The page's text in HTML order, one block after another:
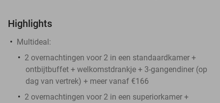
Highlights
Multideal:
2 overnachtingen voor 2 in een standaardkamer +
ontbijtbuffet + welkomstdrankje + 3-gangendiner (op
dag van vertrek) + meer vanaf €166
2 overnachtingen voor 2 in een superiorkamer +